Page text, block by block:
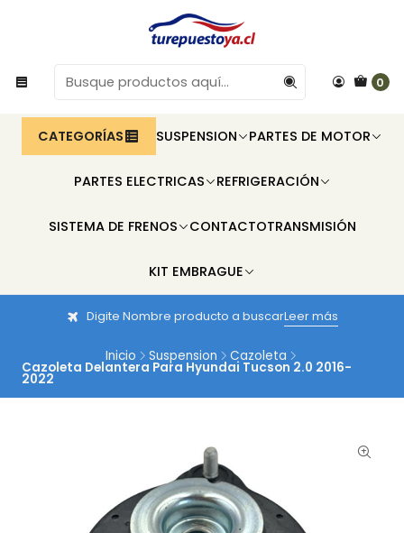
0
CATEGORÍAS SUSPENSION PARTES DE MOTOR
PARTES ELECTRICAS REFRIGERACIÓN
SISTEMA DE FRENOS CONTACTOTRANSMISIÓN
KIT EMBRAGUE
Digite Nombre producto a buscarLeer más
Inicio Suspension Cazoleta
Cazoleta Delantera Para Hyundai Tucson 2.0 2016-
2022